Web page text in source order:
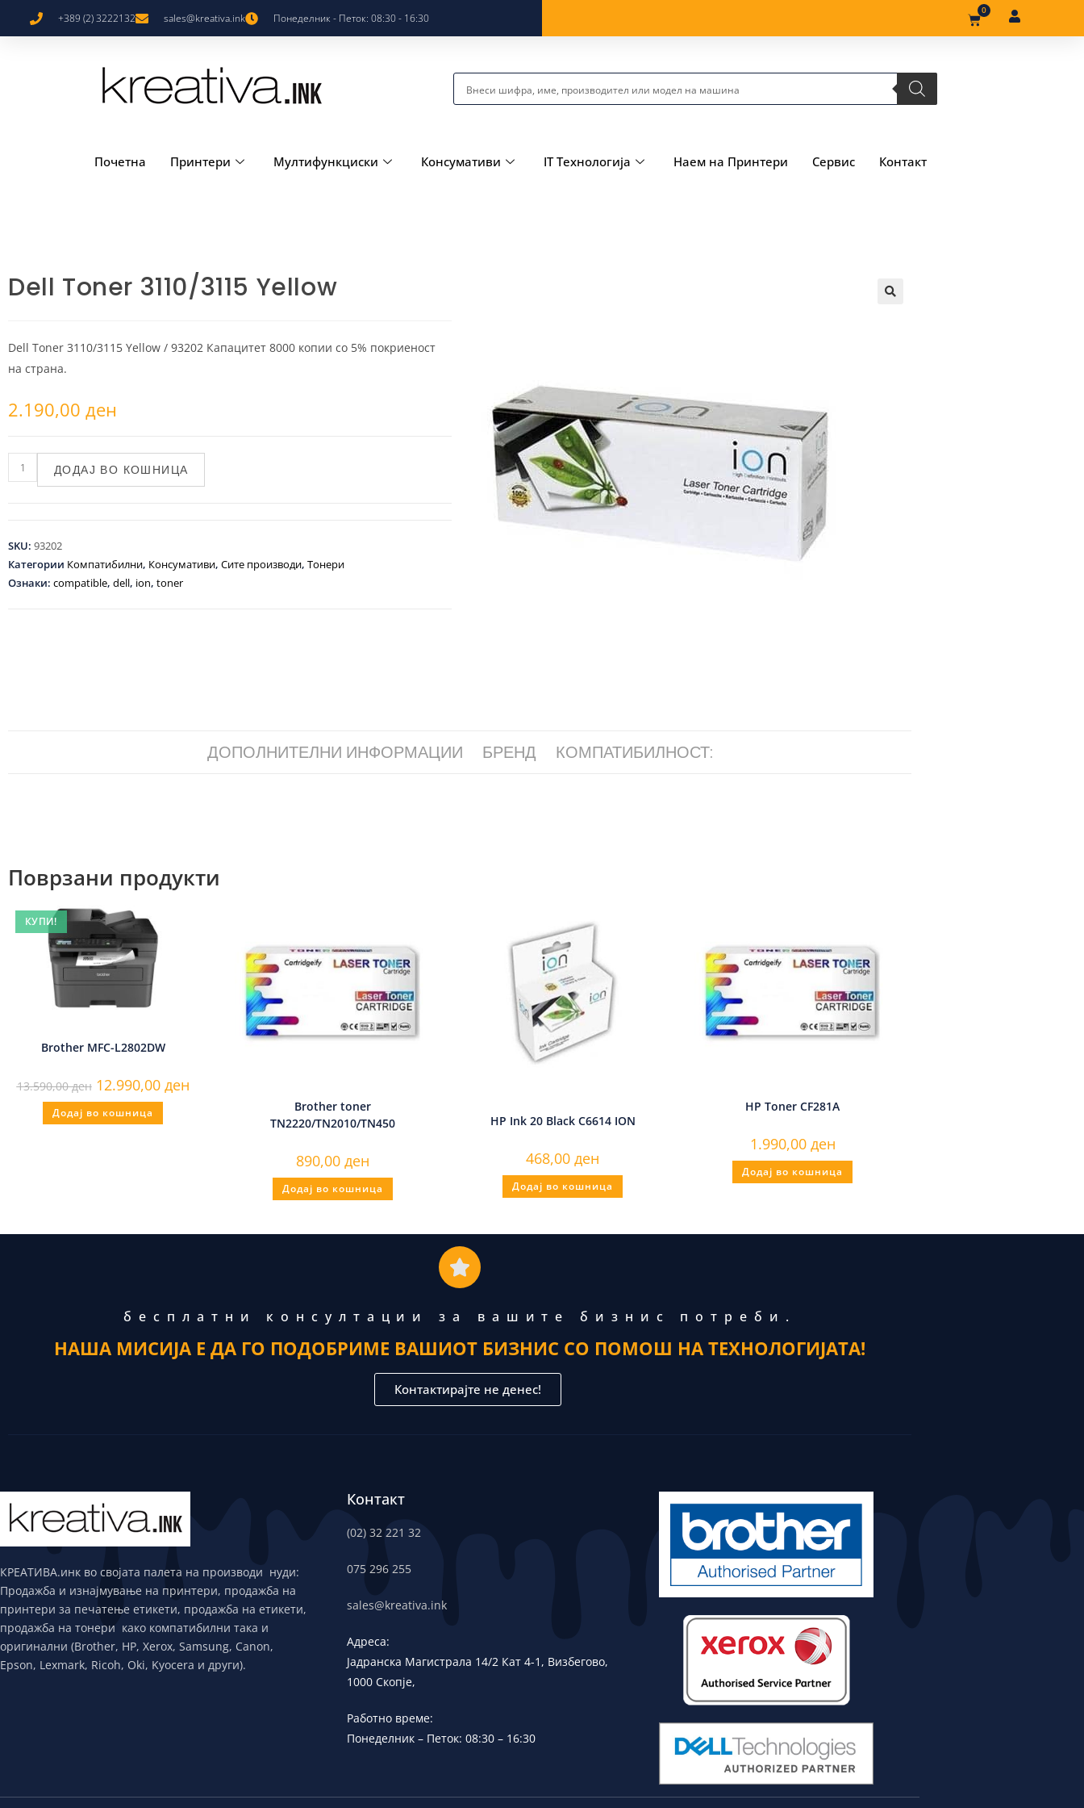
+389 (2) 3222132 sales@kreativa.ink Понеделник - Петок: 08:30 - 16:30
0
Почетна Принтери Мултифункциски Консумативи IT Технологија Наем на Принтери Сервис Контакт
Dell Toner 3110/3115 Yellow
Dell Toner 3110/3115 Yellow / 93202 Капацитет 8000 копии со 5% покриеност
на страна.
2.190,00 ден
ДОДАЈ ВО КОШНИЦА
SKU: 93202
Категории Компатибилни, Консумативи, Сите производи, Тонери
Ознаки: compatible, dell, ion, toner
ДОПОЛНИТЕЛНИ ИНФОРМАЦИИ БРЕНД КОМПАТИБИЛНОСТ:
Поврзани продукти
КУПИ!
Brother MFC-L2802DW
13.590,00ден 12.990,00 ден
Додај во кошница
Brother toner
TN2220/TN2010/TN450
890,00 ден
Додај во кошница
HP Ink 20 Black C6614 ION
468,00 ден
Додај во кошница
HP Toner CF281A
1.990,00 ден
Додај во кошница
бесплатни консултации за вашите бизнис потреби.
НАША МИСИЈА Е ДА ГО ПОДОБРИМЕ ВАШИОТ БИЗНИС СО ПОМОШ НА ТЕХНОЛОГИЈАТА!
Контактирајте не денес!
КРЕАТИВА.инк во својата палета на производи нуди:
Продажба и изнајмување на принтери, продажба на
принтери за печатење етикети, продажба на етикети,
продажба на тонери како компатибилни така и
оригинални (Brother, HP, Xerox, Samsung, Canon,
Epson, Lexmark, Ricoh, Oki, Kyocera и други).
Контакт
(02) 32 221 32
075 296 255
sales@kreativa.ink
Адреса:
Јадранска Магистрала 14/2 Кат 4-1, Визбегово,
1000 Скопје,
Работно време:
Понеделник – Петок: 08:30 – 16:30